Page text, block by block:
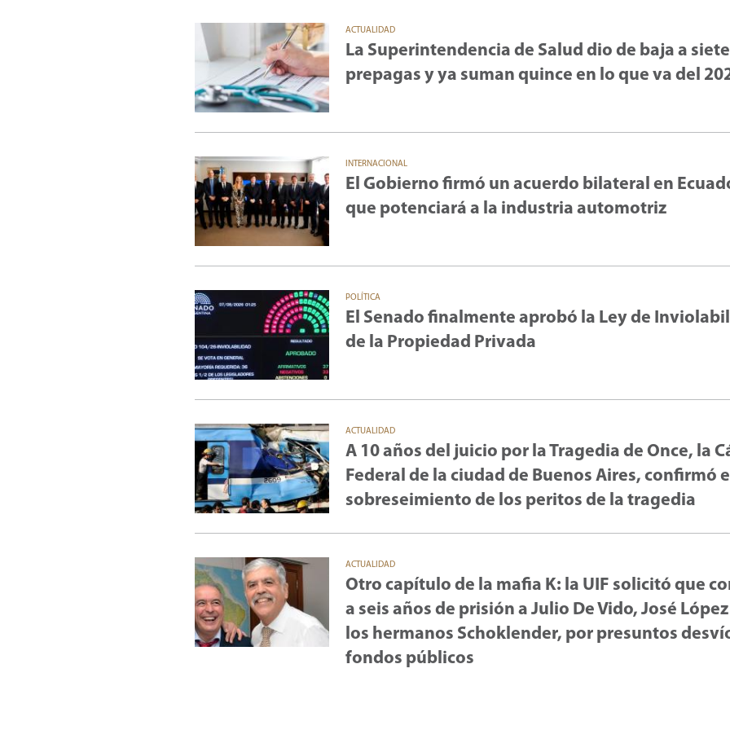
ACTUALIDAD
La Superintendencia de Salud dio de baja a siete
prepagas y ya suman quince en lo que va del
INTERNACIONAL
El Gobierno firmó un acuerdo bilateral en
que potenciará a la industria automotriz
POLÍTICA
El Senado finalmente aprobó la Ley de
de la Propiedad Privada
ACTUALIDAD
A 10 años del juicio por la Tragedia de Once, la
Federal de la ciudad de Buenos Aires, confirmó
sobreseimiento de los peritos de la tragedia
ACTUALIDAD
Otro capítulo de la mafia K: la UIF solicitó que
a seis años de prisión a Julio De Vido, José López
los hermanos Schoklender, por presuntos
fondos públicos